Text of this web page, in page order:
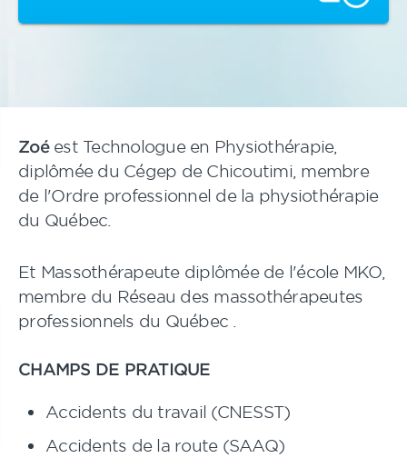
Zoéest Technologue en Physiothérapie,
diplômée du Cégep de Chicoutimi, membre
de l'Ordre professionnel de la physiothérapie
du Québec.
Et Massothérapeute diplômée de l'école MKO,
membre du Réseau des massothérapeutes
professionnels du Québec .
CHAMPS DE PRATIQUE
Accidents du travail (CNESST)
Accidents de la route (SAAQ)